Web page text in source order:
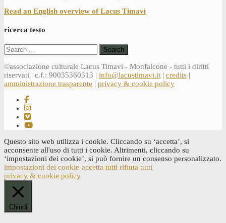
Read an English overview of Lacus Timavi
ricerca testo
Search
for:
©associazione culturale Lacus Timavi - Monfalcone - tutti i diritti
riservati | c.f.: 90035360313 | info@lacustimavi.it | credits |
amministrazione trasparente | privacy & cookie policy
Questo sito web utilizza i cookie. Cliccando su ‘accetta’, si
acconsente all'uso di tutti i cookie. Altrimenti, cliccando su
‘impostazioni dei cookie’, si può fornire un consenso personalizzato.
impostazioni dei cookie accetta tutti rifiuta tutti
privacy & cookie policy
Chiudi